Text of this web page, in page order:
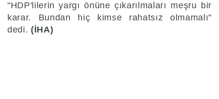
"HDP'lilerin yargı önüne çıkarılmaları meşru bir
karar. Bundan hiç kimse rahatsız olmamalı"
dedi. (İHA)